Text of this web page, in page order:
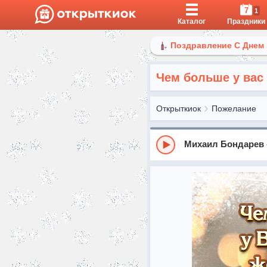
Каталог
7 1
Праздники
Поздравление С
Чем больше у вас
Открыткиок Пожелание
Михаил Бондарев